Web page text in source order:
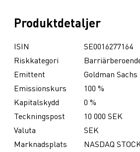
Produktdetaljer
ISIN
SE0016277164
Riskkategori
Emittent
Goldman
Emissionskurs
100 %
Kapitalskydd
0 %
Teckningspost
10 000 SEK
Valuta
SEK
Marknadsplats
NASDAQ